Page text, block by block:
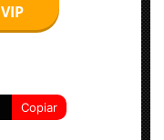
VIP
Copiar